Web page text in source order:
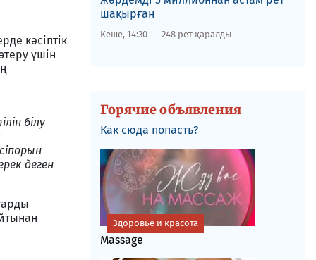
кәсіптік
үшін
білу
деген
шақырған
Кеше, 14:30 248 рет қаралды
Горячие объявления
Как сюда попасть?
Massage
Здоровье и красота